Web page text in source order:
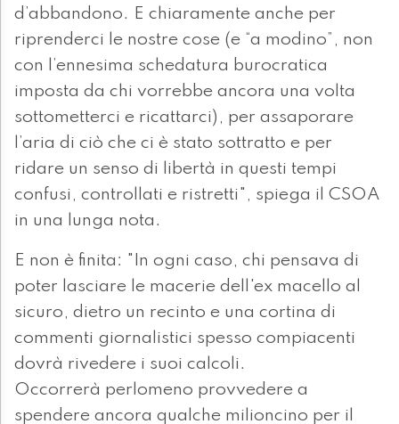
d’abbandono. E chiaramente anche per
riprenderci le nostre cose (e “a modino”, non
con l’ennesima schedatura burocratica
imposta da chi vorrebbe ancora una volta
sottometterci e ricattarci), per assaporare
l’aria di ciò che ci è stato sottratto e per
ridare un senso di libertà in questi tempi
confusi, controllati e ristretti", spiega il CSOA
in una lunga nota.
E non è finita: "In ogni caso, chi pensava di
poter lasciare le macerie dell'ex macello al
sicuro, dietro un recinto e una cortina di
commenti giornalistici spesso compiacenti
dovrà rivedere i suoi calcoli.
Occorrerà perlomeno provvedere a
spendere ancora qualche milioncino per il